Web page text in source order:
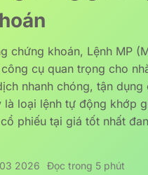
chứng khoán, Lệnh MP
cụ quan trọng cho
nhanh chóng, tận dụng
loại lệnh tự động khớp
phiếu tại giá tốt nhất
2026 Đọc trong 5 phút